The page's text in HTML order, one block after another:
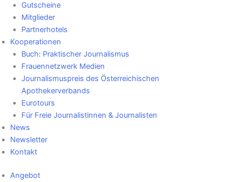
Gutscheine
Mitglieder
Partnerhotels
Kooperationen
Buch: Praktischer Journalismus
Frauennetzwerk Medien
Journalismuspreis des Österreichischen
Apothekerverbands
Eurotours
Für Freie Journalistinnen & Journalisten
News
Newsletter
Kontakt
Angebot